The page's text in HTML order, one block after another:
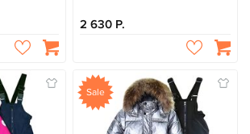
2 630
Sale